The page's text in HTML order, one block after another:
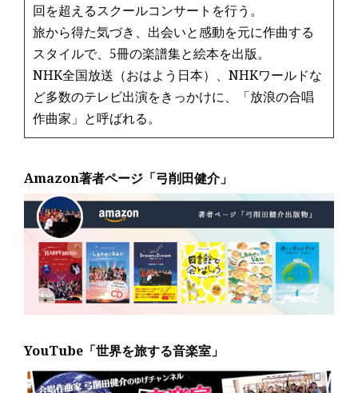
回を超えるスクールコンサートを行う。
旅から得た気づき、出会いと感動を元に作曲する
スタイルで、5冊の楽譜集と絵本を出版。
NHK全国放送（おはよう日本）、NHKワールドな
ど多数のテレビ出演をきっかけに、「放浪の合唱
作曲家」と呼ばれる。
Amazon著者ページ「弓削田健介」
YouTube「世界を旅する音楽室」